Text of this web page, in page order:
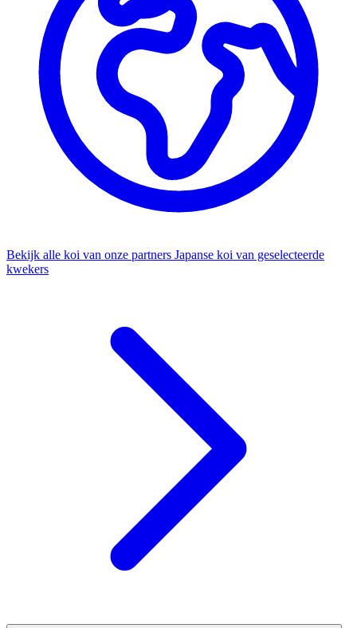
Bekijk alle koi van onze partners Japanse koi van geselecteerde
kwekers